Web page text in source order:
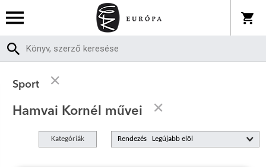
Sport
Hamvai Kornél művei
Kategóriák Rendezés